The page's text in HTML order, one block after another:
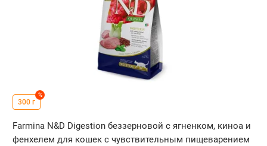
300 г
%
Farmina N&D Digestion беззерновой с ягненком, киноа и
фенхелем для кошек с чувствительным пищеварением